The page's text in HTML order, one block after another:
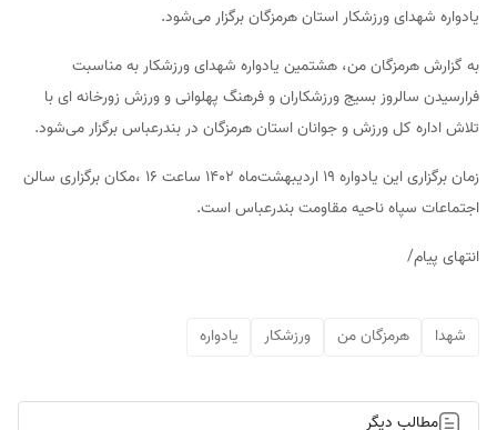
یادواره شهدای ورزشکار استان هرمزگان برگزار می‌شود.
به گزارش هرمزگان من، هشتمین یادواره شهدای ورزشکار به مناسبت
فرارسیدن سالروز بسیج ورزشکاران و فرهنگ پهلوانی و ورزش زورخانه ای با
تلاش اداره کل ورزش و جوانان استان هرمزگان در بندرعباس برگزار می‌شود.
زمان برگزاری این یادواره ۱۹ اردیبهشت‌ماه ۱۴۰۲ ساعت ۱۶ ،مکان برگزاری سالن
اجتماعات سپاه ناحیه مقاومت بندرعباس است.
انتهای پیام/
شهدا هرمزگان من ورزشکار یادواره
مطالب دیگر